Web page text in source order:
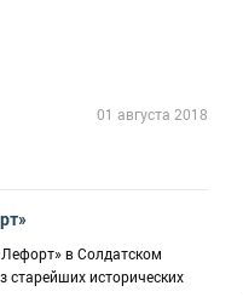
01 августа 2018
в Солдатском
старейших исторических